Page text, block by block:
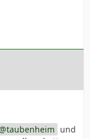
taubenheim und